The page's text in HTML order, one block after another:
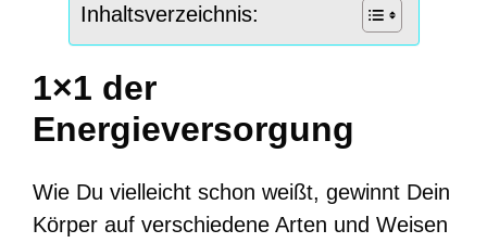
Inhaltsverzeichnis:
1×1 der
Energieversorgung
Wie Du vielleicht schon weißt, gewinnt Dein
Körper auf verschiedene Arten und Weisen